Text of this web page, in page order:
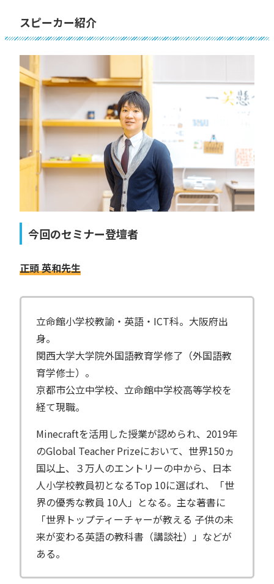
スピーカー紹介
今回のセミナー登壇者
正頭 英和先生
立命館小学校教諭・英語・ICT科。大阪府出
身。
関西大学大学院外国語教育学修了（外国語教
育学修士）。
京都市公立中学校、立命館中学校高等学校を
経て現職。
Minecraftを活用した授業が認められ、2019年
のGlobal Teacher Prizeにおいて、世界150ヵ
国以上、３万人のエントリーの中から、日本
人小学校教員初となるTop 10に選ばれ、「世
界の優秀な教員 10人」となる。主な著書に
「世界トップティーチャーが教える 子供の未
来が変わる英語の教科書（講談社）」などが
ある。